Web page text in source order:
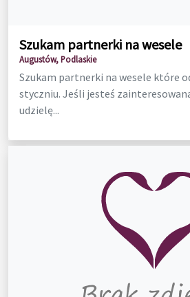
Szukam partnerki na wesele
Augustów, Podlaskie
Szukam partnerki na wesele które
styczniu. Jeśli jesteś
udzielę...